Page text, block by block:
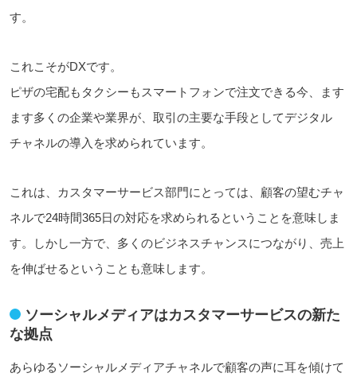
す。
これこそがDXです。
ピザの宅配もタクシーもスマートフォンで注文できる今、ます
ます多くの企業や業界が、取引の主要な手段としてデジタル
チャネルの導入を求められています。
これは、カスタマーサービス部門にとっては、顧客の望むチャ
ネルで24時間365日の対応を求められるということを意味しま
す。しかし一方で、多くのビジネスチャンスにつながり、売上
を伸ばせるということも意味します。
ソーシャルメディアはカスタマーサービスの新た
な拠点
あらゆるソーシャルメディアチャネルで顧客の声に耳を傾けて